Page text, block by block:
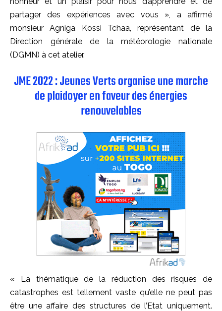
partager des expériences avec vous », a affirmé
monsieur Agniga Kossi Tchaa, représentant de la
Direction générale de la météorologie nationale
(DGMN) à cet atelier.
JME 2022 : Jeunes Verts organise une marche
de plaidoyer en faveur des énergies
renouvelables
« La thématique de la réduction des risques de
catastrophes est tellement vaste qu’elle ne peut pas
être une affaire des structures de l’Etat uniquement.